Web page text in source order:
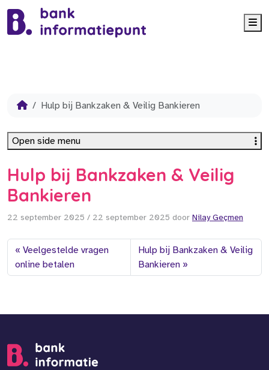
Hulp bij Bankzaken & Veilig Bankieren
Hulp bij Bankzaken & Veilig
Bankieren
22 september 2025 / 22 september 2025 door Nilay Geçmen
Veelgestelde vragen
online betalen
Hulp bij Bankzaken & Veilig
Bankieren
Open side menu